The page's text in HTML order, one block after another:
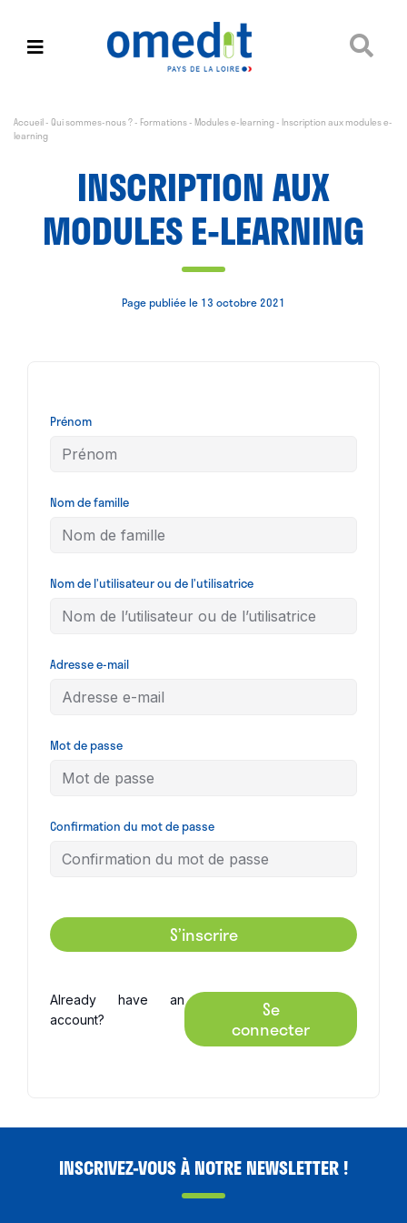
Accueil-Qui sommes-nous ?- Formations- Modules e-learning- Inscription aux modules e-
learning
INSCRIPTION AUX
MODULES E-LEARNING
Page publiée le 13 octobre 2021
Prénom
Nom de famille
Nom de l’utilisateur ou de l’utilisatrice
Adresse e-mail
Mot de passe
Confirmation du mot de passe
S’inscrire
Already have an
account?
Se
connecter
INSCRIVEZ-VOUS À NOTRE NEWSLETTER !